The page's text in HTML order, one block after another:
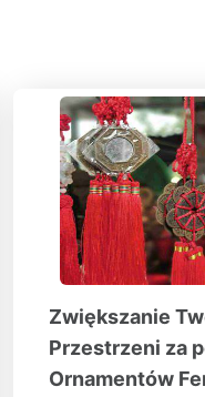
Zwiększanie
Przestrzeni za
Ornamentów